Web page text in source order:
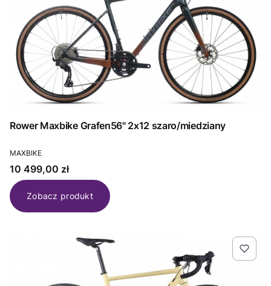
Rower Maxbike Grafen56" 2x12 szaro/miedziany
PRODUCENT
MAXBIKE
Cena
10 499,00 zł
Zobacz produkt